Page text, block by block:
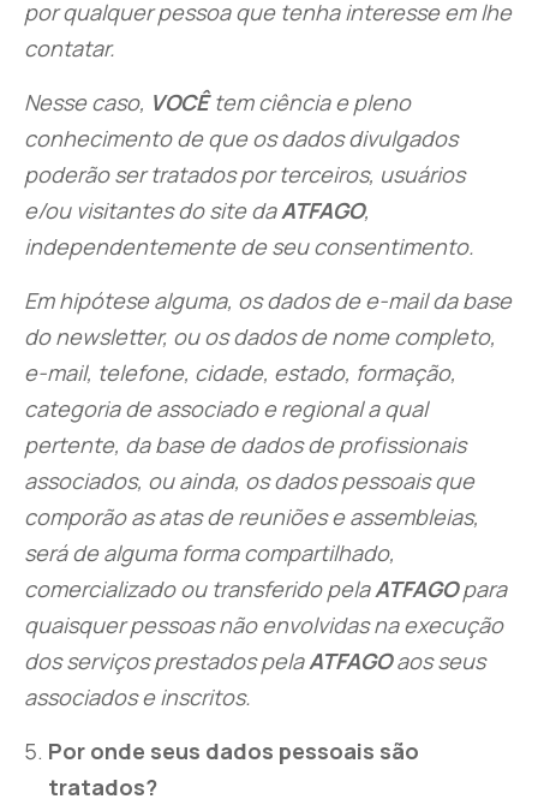
por qualquer pessoa que tenha interesse em lhe
contatar.
Nesse caso, VOCÊtem ciência e pleno
conhecimento de que os dados divulgados
poderão ser tratados por terceiros, usuários
e/ou visitantes do site daATFAGO,
independentemente de seu consentimento.
Em hipótese alguma, os dados de e-mail da base
do newsletter, ou os dados de nome completo,
e-mail, telefone, cidade, estado, formação,
categoria de associado e regional a qual
pertente, da base de dados de profissionais
associados, ou ainda, os dados pessoais que
comporão as atas de reuniões e assembleias,
será de alguma forma compartilhado,
comercializado ou transferido pelaATFAGOpara
quaisquer pessoas não envolvidas na execução
dos serviços prestados pelaATFAGOaos seus
associados e inscritos.
Por onde seus dados pessoais são
tratados?